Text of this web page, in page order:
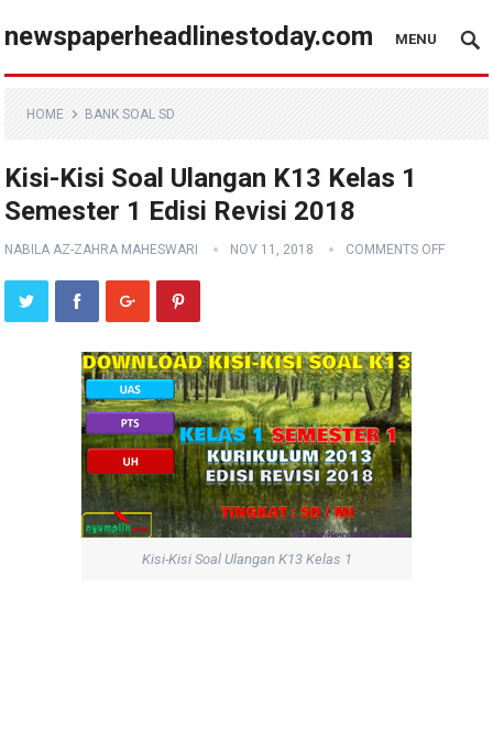
newspaperheadlinestoday.com MENU
HOME BANK SOAL SD
Kisi-Kisi Soal Ulangan K13 Kelas 1
Semester 1 Edisi Revisi 2018
NABILA AZ-ZAHRA MAHESWARI NOV 11, 2018 COMMENTS OFF
Kisi-Kisi Soal Ulangan K13 Kelas 1